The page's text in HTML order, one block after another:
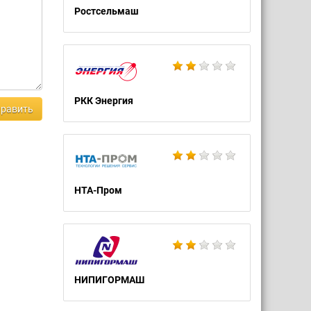
Ростсельмаш
РКК Энергия
НТА-Пром
НИПИГОРМАШ